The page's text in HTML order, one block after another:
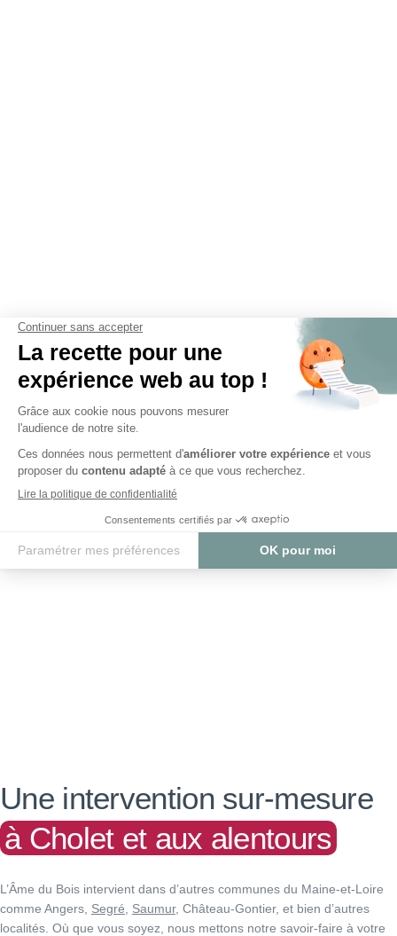
Une intervention sur-mesure
à Cholet et aux alentours
L’Âme du Bois intervient dans d’autres communes du Maine-et-Loire
comme Angers, Segré Saumur, Château-Gontier, et bien d’autres
localités. Où que vous soyez, nous mettons notre savoir-faire à votre